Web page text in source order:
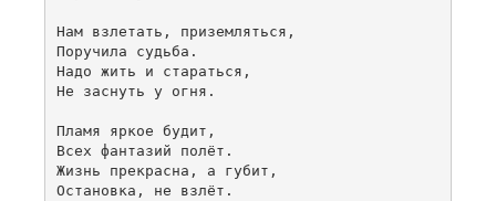
Нам взлетать, приземляться,
Поручила судьба.
Надо жить и стараться,
Не заснуть у огня.
Пламя яркое будит,
Всех фантазий полёт.
Жизнь прекрасна, а губит,
Остановка, не взлёт.